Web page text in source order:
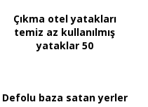
Çıkma otel yatakları
temiz az kullanılmış
yataklar 50
Defolu baza satan yerler